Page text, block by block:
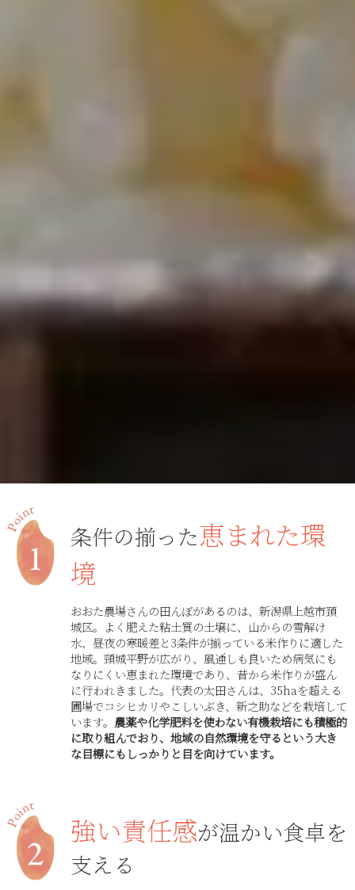
条件の揃った恵まれた環
境
おおた農場さんの田んぼがあるのは、新潟県上越市頚
城区。よく肥えた粘土質の土壌に、山からの雪解け
水、昼夜の寒暖差と3条件が揃っている米作りに適した
地域。頸城平野が広がり、風通しも良いため病気にも
なりにくい恵まれた環境であり、昔から米作りが盛ん
に行われきました。代表の太田さんは、35haを超える
圃場でコシヒカリやこしいぶき、新之助などを栽培して
います。 農薬や化学肥料を使わない有機栽培にも積極的
に取り組んでおり、地域の自然環境を守るという大き
な目標にもしっかりと目を向けています。
強い責任感が温かい食卓を
支える